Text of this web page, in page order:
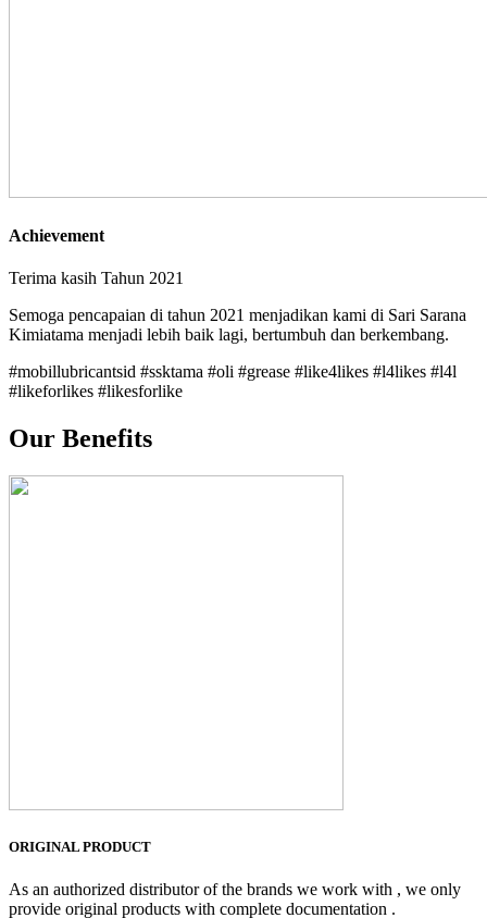
Achievement
Terima kasih Tahun 2021
Semoga pencapaian di tahun 2021 menjadikan kami di Sari Sarana
Kimiatama menjadi lebih baik lagi, bertumbuh dan berkembang.
#mobillubricantsid #ssktama #oli #grease #like4likes #l4likes #l4l
#likeforlikes #likesforlike
Our Benefits
ORIGINAL PRODUCT
As an authorized distributor of the brands we work with , we only
provide original products with complete documentation .